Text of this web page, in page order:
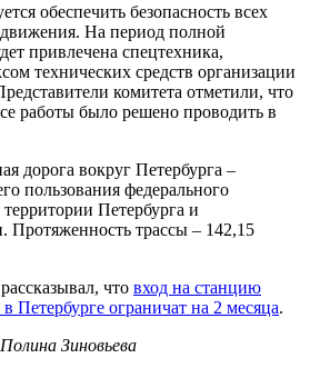
обеспечить безопасность всех
На период полной
привлечена спецтехника,
технических средств организации
комитета отметили, что
работы было решено проводить в
дорога вокруг Петербурга –
пользования федерального
Петербурга и
Протяженность трассы – 142,15
что вход на станцию
Петербурге ограничат на 2 месяца.
Зиновьева